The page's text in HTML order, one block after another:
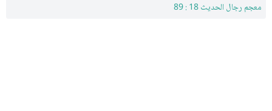
معجم رجال الحديث 18 : 89